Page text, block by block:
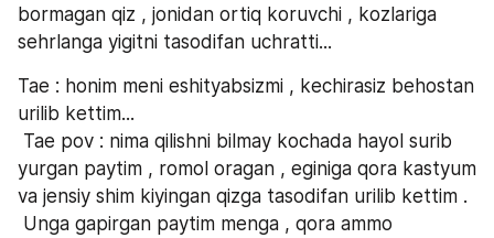
bormagan qiz , jonidan ortiq koruvchi , kozlariga
sehrlanga yigitni tasodifan uchratti...
Tae : honim meni eshityabsizmi , kechirasiz behostan
urilib kettim...
yurgan paytim , romol oragan , eginiga qora kastyum
va jensiy shim kiyingan qizga tasodifan urilib kettim .